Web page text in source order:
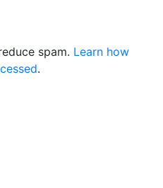
spam. Learn how
.